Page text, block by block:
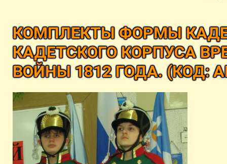
КОМПЛЕКТЫ ФОРМЫ
КАДЕТСКОГО КОРПУСА
ВОЙНЫ 1812 ГОДА.(КОД: